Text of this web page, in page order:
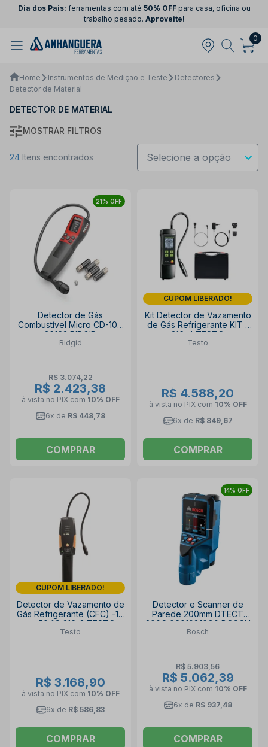
Dia dos Pais: ferramentas com até 50% OFFpara casa, oficina ou
trabalho pesado. Aproveite!
0
Home Instrumentos de Medição e Teste
Detectores
Detector de Material
DETECTOR DE MATERIAL
MOSTRAR FILTROS
24 Itens encontrados
21% OFF
Detector de Gás
Combustível Micro CD-100
36163 RIDGID
Ridgid
R$ 3.074,22
R$ 2.423,38
à vista no PIX com 10% OFF
6x de R$ 448,78
COMPRAR
CUPOM LIBERADO!
Kit Detector de Vazamento
de Gás Refrigerante KIT 1
316-4 TESTO
Testo
R$ 4.588,20
à vista no PIX com 10% OFF
6x de R$ 849,67
COMPRAR
CUPOM LIBERADO!
Detector de Vazamento de
Gás Refrigerante (CFC) -18
a +50 °C 316-3 TESTO
Testo
R$ 3.168,90
à vista no PIX com 10% OFF
6x de R$ 586,83
COMPRAR
14% OFF
Detector e Scanner de
Parede 200mm DTECT
200C 06010816G0 BOSCH
Bosch
R$ 5.903,56
R$ 5.062,39
à vista no PIX com 10% OFF
6x de R$ 937,48
COMPRAR